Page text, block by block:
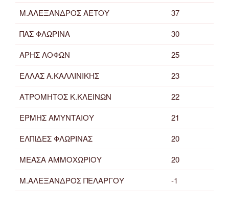
Μ.ΑΛΕΞΑΝΔΡΟΣ ΑΕΤΟΥ
37
ΠΑΣ ΦΛΩΡΙΝΑ
30
ΑΡΗΣ ΛΟΦΩΝ
25
ΕΛΛΑΣ Α.ΚΑΛΛΙΝΙΚΗΣ
23
ΑΤΡΟΜΗΤΟΣ Κ.ΚΛΕΙΝΩΝ
22
ΕΡΜΗΣ ΑΜΥΝΤΑΙΟΥ
21
ΕΛΠΙΔΕΣ ΦΛΩΡΙΝΑΣ
20
ΜΕΑΣΑ ΑΜΜΟΧΩΡΙΟΥ
20
Μ.ΑΛΕΞΑΝΔΡΟΣ ΠΕΛΑΡΓΟΥ
-1